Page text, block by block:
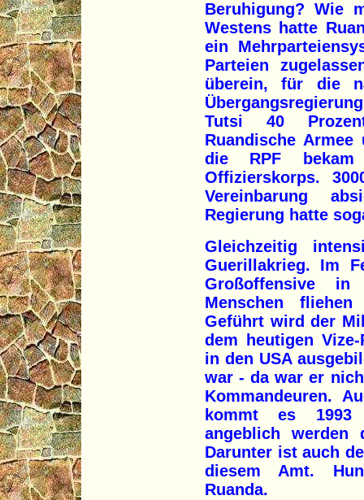
Beruhigung? Wie
Westens hatte
ein
Parteien
überein, für die
Tutsi 40
Ruandische
die RPF
Offizierskorps.
Vereinbarung
Regierung hatte
Gleichzeitig
Guerillakrieg. Im
Großoffensive
Menschen
Geführt wird der
dem heutigen
in den USA
war - da war er
Kommandeuren.
kommt es 1993
angeblich werden
Darunter ist auch
diesem Amt.
Ruanda.